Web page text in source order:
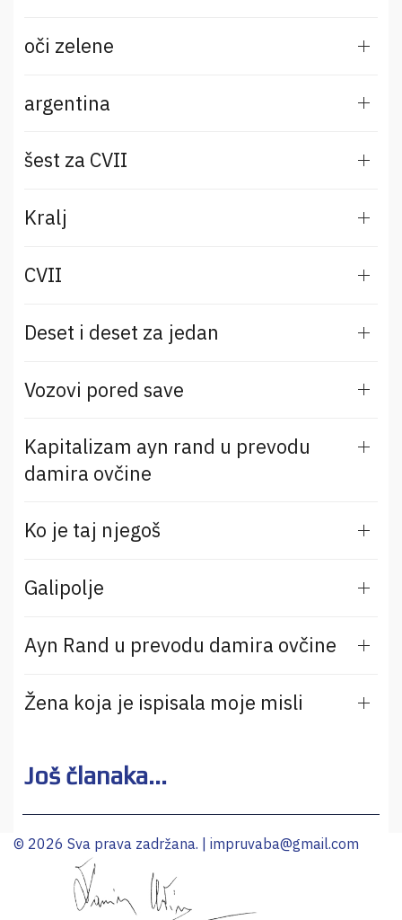
oči zelene
argentina
šest za CVII
Kralj
CVII
Deset i deset za jedan
Vozovi pored save
Kapitalizam ayn rand u prevodu
damira ovčine
Ko je taj njegoš
Galipolje
Ayn Rand u prevodu damira ovčine
Žena koja je ispisala moje misli
Još članaka...
© 2026 Sva prava zadržana. | impruvaba@gmail.com